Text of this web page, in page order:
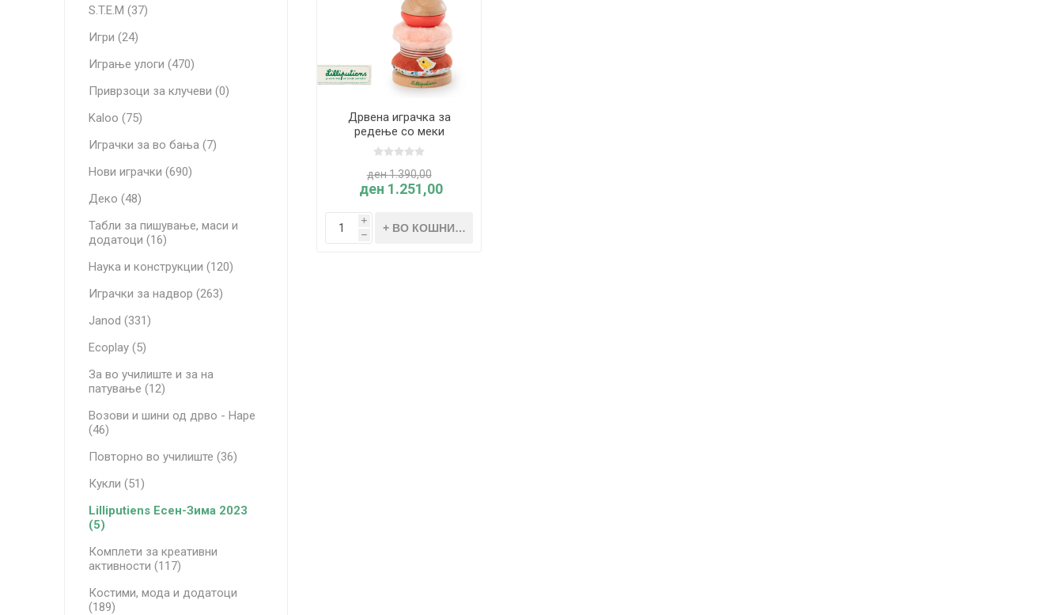
Дрвена играчка за
редење со меки
делови СРНАТА СТЕЛА
ден 1.390,00
ден 1.251,00
i
h
S.T.E.M (37)
Игри (24)
Играње улоги (470)
Приврзоци за клучеви (0)
Kaloo (75)
Играчки за во бања (7)
Нови играчки (690)
Деко (48)
Табли за пишување, маси и
додатоци (16)
Наука и конструкции (120)
Играчки за надвор (263)
Janod (331)
Ecoplay (5)
За во училиште и за на
патување (12)
Возови и шини од дрво - Hape
(46)
Повторно во училиште (36)
Кукли (51)
Lilliputiens Есен-Зима 2023
(5)
Комплети за креативни
активности (117)
Костими, мода и додатоци
(189)